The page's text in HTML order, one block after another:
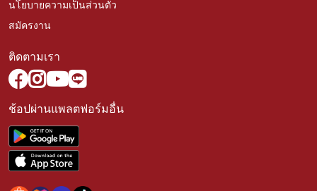
นโยบายความเป็นส่วนตัว
สมัครงาน
ติดตามเรา
ช้อปผ่านแพลตฟอร์มอื่น